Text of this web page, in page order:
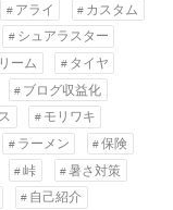
アライ
カスタム
シュアラスター
ーム
タイヤ
ブログ収益化
モリワキ
ラーメン
保険
峠
暑さ対策
自己紹介